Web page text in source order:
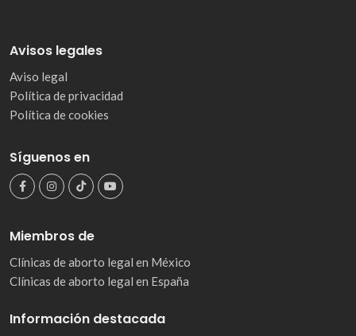
Avisos legales
Aviso legal
Política de privacidad
Política de cookies
Síguenos en
Miembros de
Clínicas de aborto legal en México
Clínicas de aborto legal en España
Información destacada